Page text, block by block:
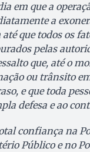
em que a
a
que todos os
pelas
que, até o
ou trânsito
e que toda
defesa e ao
confiança na
Público e no